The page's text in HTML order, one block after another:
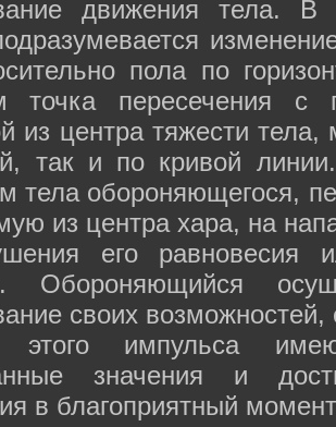
движения тела.
пола по
точка пересечения с
из центра тяжести
так и по кривой
тела обороняющегося,
из центра хара, на
его равновесия
Обороняющийся
своих
этого импульса
значения и
в благоприятный